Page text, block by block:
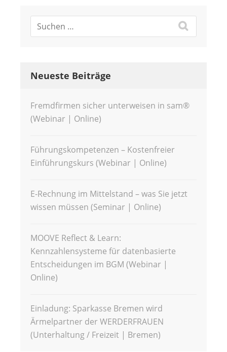
Neueste Beiträge
Fremdfirmen sicher unterweisen in sam®
(Webinar | Online)
Führungskompetenzen – Kostenfreier
Einführungskurs (Webinar | Online)
E-Rechnung im Mittelstand – was Sie jetzt
wissen müssen (Seminar | Online)
MOOVE Reflect & Learn:
Kennzahlensysteme für datenbasierte
Entscheidungen im BGM (Webinar |
Online)
Einladung: Sparkasse Bremen wird
Ärmelpartner der WERDERFRAUEN
(Unterhaltung / Freizeit | Bremen)